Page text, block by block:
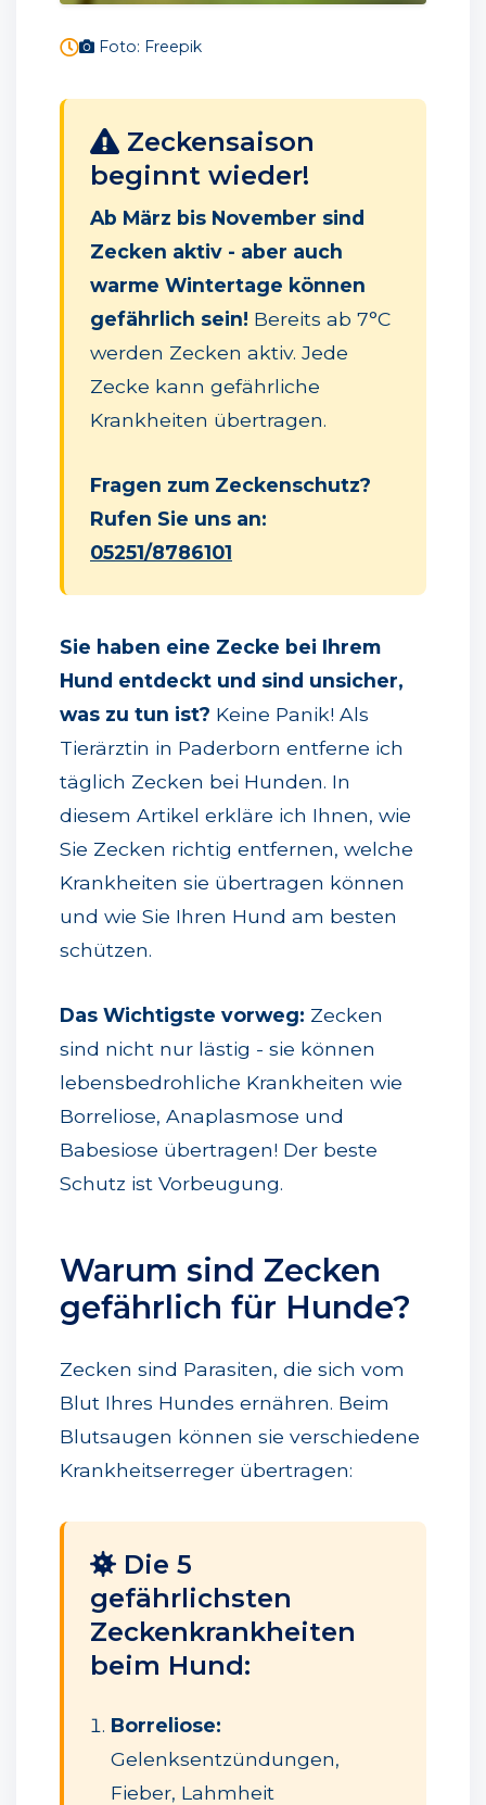
Foto: Freepik
Zeckensaison
beginnt wieder!
Ab März bis November sind
Zecken aktiv - aber auch
warme Wintertage können
gefährlich sein! Bereits ab 7°C
werden Zecken aktiv. Jede
Zecke kann gefährliche
Krankheiten übertragen.
Fragen zum Zeckenschutz?
Rufen Sie uns an:
05251/8786101
Sie haben eine Zecke bei Ihrem
Hund entdeckt und sind unsicher,
was zu tun ist? Keine Panik! Als
Tierärztin in Paderborn entferne ich
täglich Zecken bei Hunden. In
diesem Artikel erkläre ich Ihnen, wie
Sie Zecken richtig entfernen, welche
Krankheiten sie übertragen können
und wie Sie Ihren Hund am besten
schützen.
Das Wichtigste vorweg: Zecken
sind nicht nur lästig - sie können
lebensbedrohliche Krankheiten wie
Borreliose, Anaplasmose und
Babesiose übertragen! Der beste
Schutz ist Vorbeugung.
Warum sind Zecken
gefährlich für Hunde?
Zecken sind Parasiten, die sich vom
Blut Ihres Hundes ernähren. Beim
Blutsaugen können sie verschiedene
Krankheitserreger übertragen:
Die 5
gefährlichsten
Zeckenkrankheiten
beim Hund:
Borreliose:
Gelenksentzündungen,
Fieber, Lahmheit